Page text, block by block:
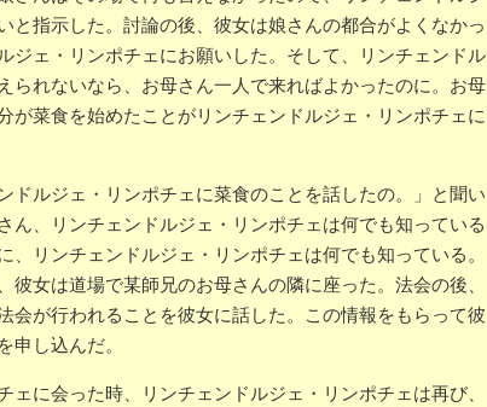
と指示した。討論の後、彼女は娘さんの都合がよくなかっ
ジェ・リンポチェにお願いした。そして、リンチェンドル
られないなら、お母さん一人で来ればよかったのに。お母
が菜食を始めたことがリンチェンドルジェ・リンポチェに
ドルジェ・リンポチェに菜食のことを話したの。」と聞い
ん、リンチェンドルジェ・リンポチェは何でも知っている
リンチェンドルジェ・リンポチェは何でも知っている。
女は道場で某師兄のお母さんの隣に座った。法会の後、
会が行われることを彼女に話した。この情報をもらって彼
し込んだ。
に会った時、リンチェンドルジェ・リンポチェは再び、